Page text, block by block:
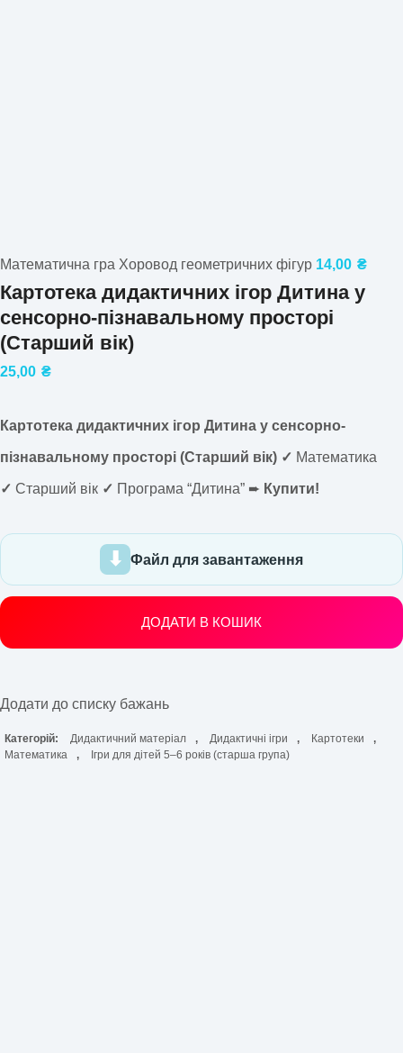
Математична гра Хоровод геометричних фігур 14,00 ₴
Картотека дидактичних ігор Дитина у
сенсорно-пізнавальному просторі
(Старший вік)
25,00 ₴
Картотека дидактичних ігор Дитина у сенсорно-
пізнавальному просторі (Старший вік) ✓ Математика
✓ Старший вік ✓ Програма “Дитина” ➨ Купити!
Файл для завантаження
ДОДАТИ В КОШИК
Додати до списку бажань
Категорій: Дидактичний матеріал , Дидактичні ігри , Картотеки
,
Математика
, Ігри для дітей 5–6 років (старша група)